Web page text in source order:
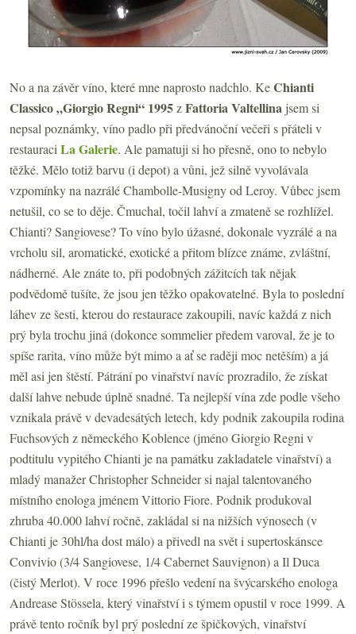
No a na závěr víno, které mne naprosto nadchlo. KeChianti
Classico „Giorgio Regni“ 1995zFattoria Valtellina jsem si
nepsal poznámky, víno padlo při předvánoční večeři s přáteli v
restauraci La Galerie. Ale pamatuji si ho přesně, ono to nebylo
těžké. Mělo totiž barvu (i depot) a vůni, jež silně vyvolávala
vzpomínky na nazrálé Chambolle-Musigny od Leroy. Vůbec jsem
netušil, co se to děje. Čmuchal, točil lahví a zmateně se rozhlížel.
Chianti? Sangiovese? To víno bylo úžasné, dokonale vyzrálé a na
vrcholu sil, aromatické, exotické a přitom blízce známe, zvláštní,
nádherné. Ale znáte to, při podobných zážitcích tak nějak
podvědomě tušíte, že jsou jen těžko opakovatelné. Byla to poslední
láhev ze šesti, kterou do restaurace zakoupili, navíc každá z nich
prý byla trochu jiná (dokonce sommelier předem varoval, že je to
spíše rarita, víno může být mimo a ať se raději moc netěším) a já
měl asi jen štěstí. Pátrání po vinařství navíc prozradilo, že získat
další lahve nebude úplně snadné. Ta nejlepší vína zde podle všeho
vznikala právě v devadesátých letech, kdy podnik zakoupila rodina
Fuchsových z německého Koblence (jméno Giorgio Regni v
podtitulu vypitého Chianti je na památku zakladatele vinařství) a
mladý manažer Christopher Schneider si najal talentovaného
místního enologa jménem Vittorio Fiore. Podnik produkoval
zhruba 40.000 lahví ročně, zakládal si na nižších výnosech (v
Chianti je 30hl/ha dost málo) a přivedl na svět i supertoskánsce
Convivio (3/4 Sangiovese, 1/4 Cabernet Sauvignon) a Il Duca
(čistý Merlot). V roce 1996 přešlo vedení na švýcarského enologa
Andrease Stössela, který vinařství i s týmem opustil v roce 1999. A
právě tento ročník byl prý poslední ze špičkových, vinařství